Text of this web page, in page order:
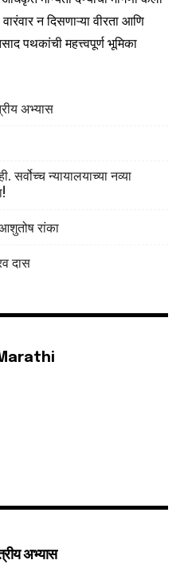
न दिसणाऱ्या वीरता आणि
पथकांची महत्त्वपूर्ण भूमिका
अभ्यास
न्यायालयाच्या नव्या
रांका
दास
अभ्यास